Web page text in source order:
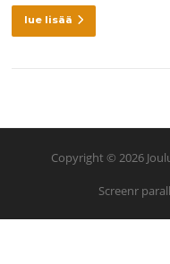
lue lisää
Copyright © 2026
Screenr